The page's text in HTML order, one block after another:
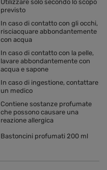
Utilizzare solo secondo lo scopo
previsto
In caso di contatto con gli occhi,
risciacquare abbondantemente
con acqua
In caso di contatto con la pelle,
lavare abbondantemente con
acqua e sapone
In caso di ingestione, contattare
un medico
Contiene sostanze profumate
che possono causare una
reazione allergica
Bastoncini profumati 200 ml